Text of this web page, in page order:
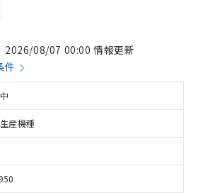
2026/08/07 00:00 情報更新
件
産機種